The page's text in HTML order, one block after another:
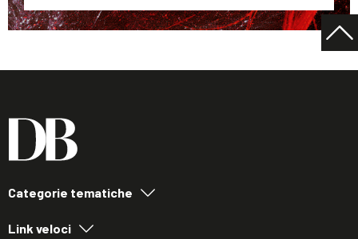
Categorie tematiche
Link veloci